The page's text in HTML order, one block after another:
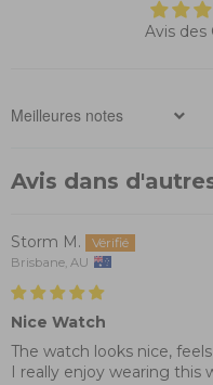
Avis des
Sort by
Avis dans
Storm M.
Brisbane, AU
Nice Watch
The watch looks nice,
I really enjoy wearing this